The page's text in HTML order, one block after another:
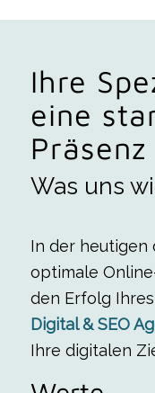
Ihre
eine
Präsenz
Was uns
In der heutigen
optimale
den Erfolg
Digital & SEO
Ihre digitalen